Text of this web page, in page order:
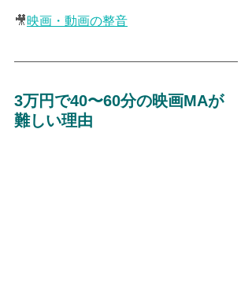
🎥映画・動画の整音
3万円で40〜60分の映画MAが
難しい理由